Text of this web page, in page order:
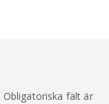
Obligatoriska fält är